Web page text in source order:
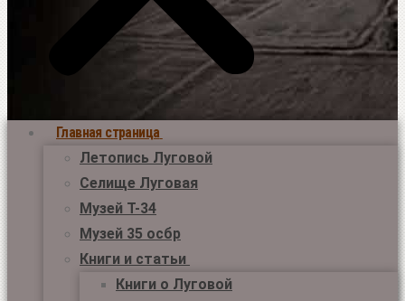
Главная страница
Летопись Луговой
Селище Луговая
Музей Т-34
Музей 35 осбр
Книги и статьи
Книги о Луговой